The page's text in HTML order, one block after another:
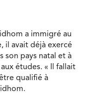
a immigré au
il avait déjà exercé
son pays natal et à
études. « Il fallait
qualifié à